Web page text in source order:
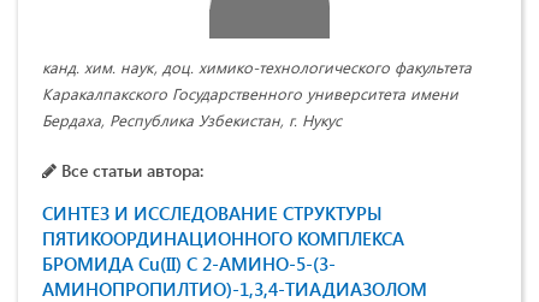
канд. хим. наук, доц. химико-технологического факультета
Каракалпакского Государственного университета имени
Бердаха, Республика Узбекистан, г. Нукус
Все статьи автора:
СИНТЕЗ И ИССЛЕДОВАНИЕ СТРУКТУРЫ
ПЯТИКООРДИНАЦИОННОГО КОМПЛЕКСА
БРОМИДА Cu(II) С 2-АМИНО-5-(3-
АМИНОПРОПИЛТИО)-1,3,4-ТИАДИАЗОЛОМ